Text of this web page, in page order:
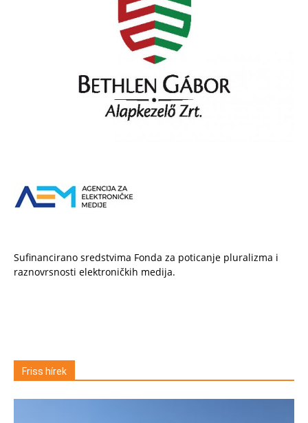
Sufinancirano sredstvima Fonda za poticanje pluralizma i
raznovrsnosti elektroničkih medija.
Friss hírek